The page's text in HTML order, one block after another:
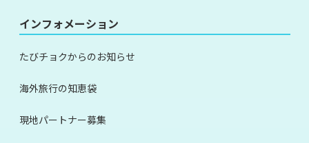
インフォメーション
たびチョクからのお知らせ
海外旅行の知恵袋
現地パートナー募集